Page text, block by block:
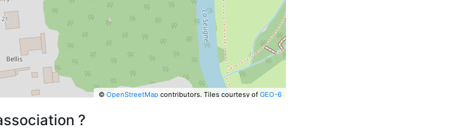
© OpenStreetMapcontributors. Tiles courtesy of GEO-6
?